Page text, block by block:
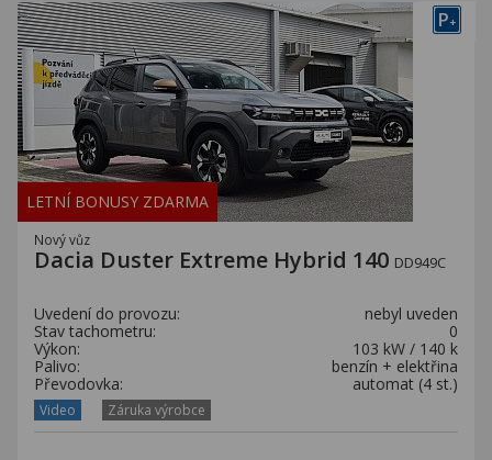
P+
LETNÍ BONUSY ZDARMA
Nový vůz
Dacia Duster Extreme Hybrid 140 DD949C
Uvedení do provozu:
nebyl uveden
Stav tachometru:
0
Výkon:
103 kW / 140 k
Palivo:
benzín + elektřina
Převodovka:
automat (4 st.)
Video Záruka výrobce